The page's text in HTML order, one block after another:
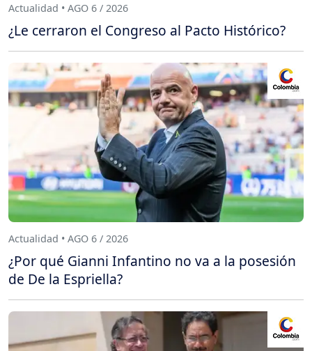
Actualidad • AGO 6 / 2026
¿Le cerraron el Congreso al Pacto Histórico?
Actualidad • AGO 6 / 2026
¿Por qué Gianni Infantino no va a la posesión
de De la Espriella?